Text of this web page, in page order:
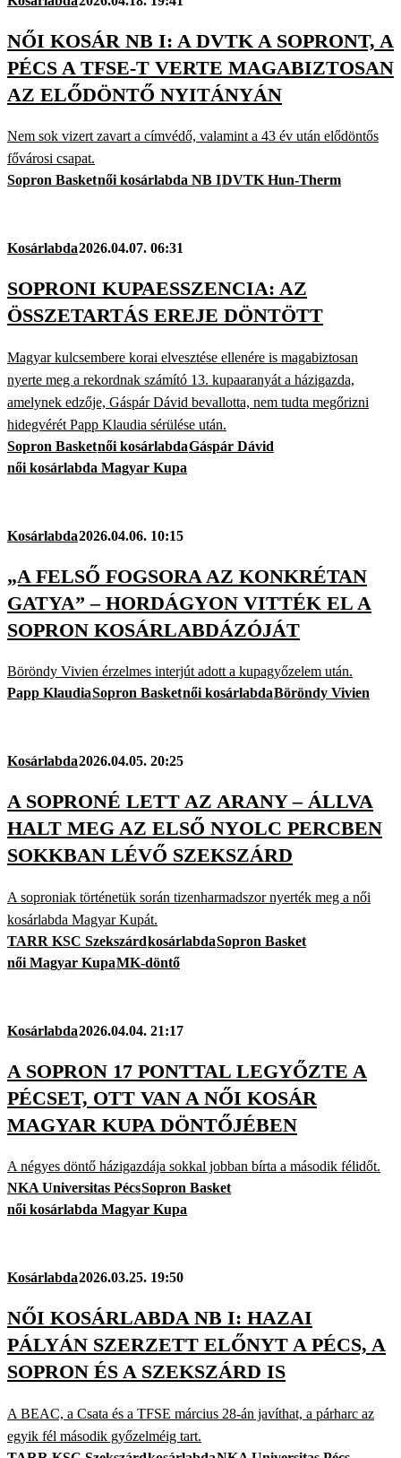
NŐI KOSÁR NB I: A DVTK A SOPRONT, A
PÉCS A TFSE-T VERTE MAGABIZTOSAN
AZ ELŐDÖNTŐ NYITÁNYÁN
Nem sok vizert zavart a címvédő, valamint a 43 év után elődöntős
fővárosi csapat.
Sopron Basketnői kosárlabda NB IDVTK Hun-Therm
Kosárlabda2026.04.07. 06:31
SOPRONI KUPAESSZENCIA: AZ
ÖSSZETARTÁS EREJE DÖNTÖTT
Magyar kulcsembere korai elvesztése ellenére is magabiztosan
nyerte meg a rekordnak számító 13. kupaaranyát a házigazda,
amelynek edzője, Gáspár Dávid bevallotta, nem tudta megőrizni
hidegvérét Papp Klaudia sérülése után.
Sopron Basketnői kosárlabdaGáspár Dávid
női kosárlabda Magyar Kupa
Kosárlabda2026.04.06. 10:15
„A FELSŐ FOGSORA AZ KONKRÉTAN
GATYA” – HORDÁGYON VITTÉK EL A
SOPRON KOSÁRLABDÁZÓJÁT
Böröndy Vivien érzelmes interjút adott a kupagyőzelem után.
Papp KlaudiaSopron Basketnői kosárlabdaBöröndy Vivien
Kosárlabda2026.04.05. 20:25
A SOPRONÉ LETT AZ ARANY – ÁLLVA
HALT MEG AZ ELSŐ NYOLC PERCBEN
SOKKBAN LÉVŐ SZEKSZÁRD
A soproniak történetük során tizenharmadszor nyerték meg a női
kosárlabda Magyar Kupát.
TARR KSC SzekszárdkosárlabdaSopron Basket
női Magyar KupaMK-döntő
Kosárlabda2026.04.04. 21:17
A SOPRON 17 PONTTAL LEGYŐZTE A
PÉCSET, OTT VAN A NŐI KOSÁR
MAGYAR KUPA DÖNTŐJÉBEN
A négyes döntő házigazdája sokkal jobban bírta a második félidőt.
NKA Universitas PécsSopron Basket
női kosárlabda Magyar Kupa
Kosárlabda2026.03.25. 19:50
NŐI KOSÁRLABDA NB I: HAZAI
PÁLYÁN SZERZETT ELŐNYT A PÉCS, A
SOPRON ÉS A SZEKSZÁRD IS
A BEAC, a Csata és a TFSE március 28-án javíthat, a párharc az
egyik fél második győzelméig tart.